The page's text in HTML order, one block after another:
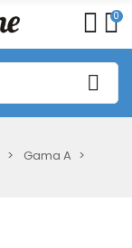
0
Gama A